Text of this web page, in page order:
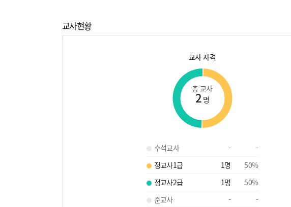
교사현황
교사 자격
총 교사
2 명
수석교사 -
-
정교사1급
1명 50%
정교사2급
1명 50%
준교사
-
-